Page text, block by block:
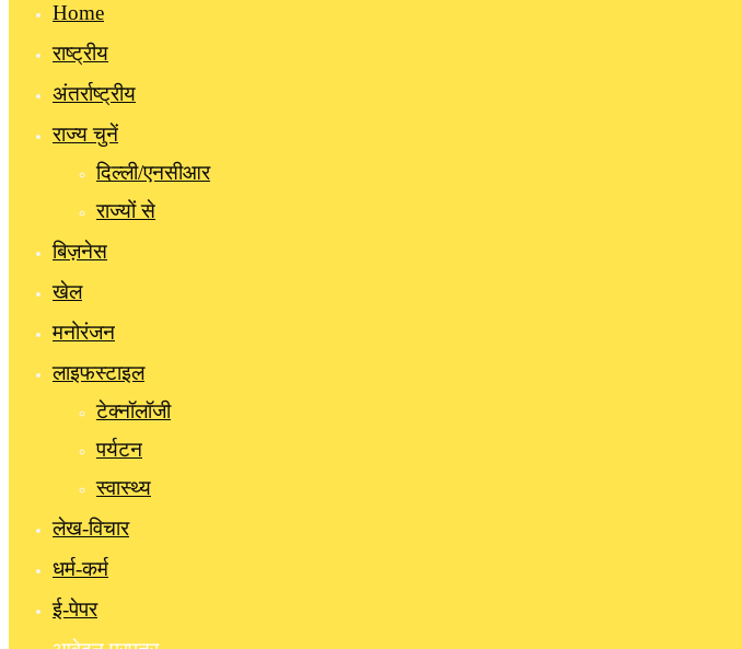
Home
राष्ट्रीय
अंतर्राष्ट्रीय
राज्य चुनें
दिल्ली/एनसीआर
राज्यों से
बिज़नेस
खेल
मनोरंजन
लाइफस्टाइल
टेक्नॉलॉजी
पर्यटन
स्वास्थ्य
लेख-विचार
धर्म-कर्म
ई-पेपर